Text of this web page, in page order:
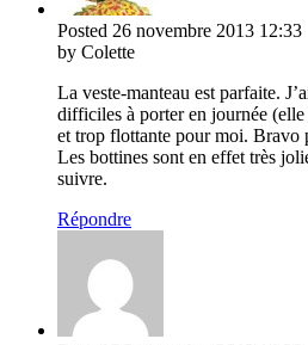
Posted 26 novembre 2013 12:33
by Colette
La veste-manteau est parfaite.
difficiles à porter en journée
et trop flottante pour moi. Bravo
Les bottines sont en effet très
suivre.
Répondre